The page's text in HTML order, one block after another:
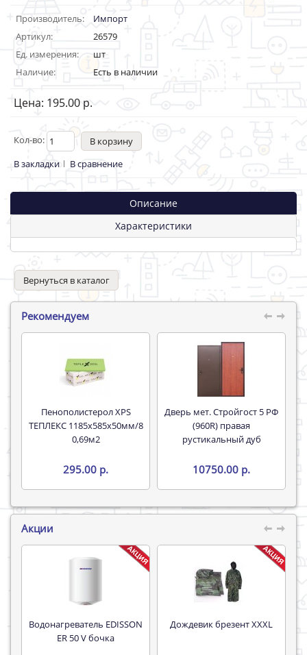
Производитель:
Импорт
Артикул:
26579
Ед. измерения:
шт
Наличие:
Есть в наличии
Цена: 195.00 р.
Кол-во:
В закладки
В сравнение
Описание
Характеристики
Вернуться в каталог
Рекомендуем
Пенополистерол XPS
ТЕПЛЕКС 1185х585х50мм/8
0,69м2
295.00 р.
Дверь мет. Стройгост 5 РФ
(960R) правая
рустикальный дуб
10750.00 р.
Акции
Водонагреватель EDISSON
ER 50 V бочка
Дождевик брезент XXXL